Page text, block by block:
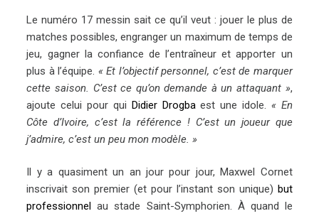
Le numéro 17 messin sait ce qu’il veut : jouer le plus de
matches possibles, engranger un maximum de temps de
jeu, gagner la confiance de l’entraîneur et apporter un
plus à l’équipe. « Et l’objectif personnel, c’est de marquer
cette saison. C’est ce qu’on demande à un attaquant »,
ajoute celui pour qui Didier Drogbaest une idole. « En
Côte d’Ivoire, c’est la référence ! C’est un joueur que
j’admire, c’est un peu mon modèle. »
Il y a quasiment un an jour pour jour, Maxwel Cornet
inscrivait son premier (et pour l’instant son unique) but
professionnel
au stade Saint-Symphorien. À quand le